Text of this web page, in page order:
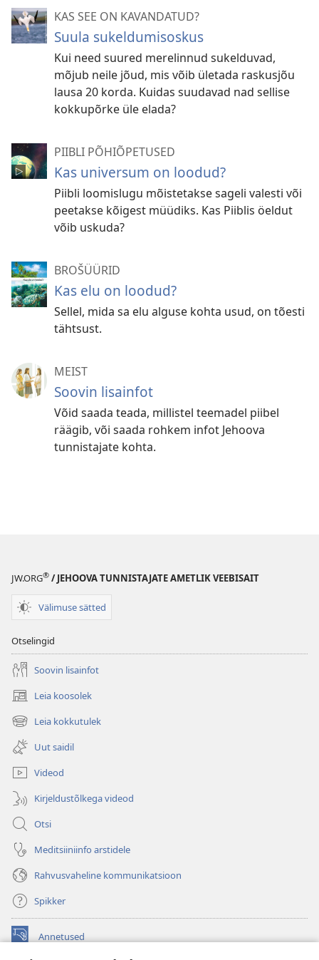
KAS SEE ON KAVANDATUD?
Suula sukeldumisoskus
Kui need suured merelinnud sukelduvad,
mõjub neile jõud, mis võib ületada raskusjõu
lausa 20 korda. Kuidas suudavad nad sellise
kokkupõrke üle elada?
PIIBLI PÕHIÕPETUSED
Kas universum on loodud?
Piibli loomislugu mõistetakse sageli valesti või
peetakse kõigest müüdiks. Kas Piiblis öeldut
võib uskuda?
BROŠÜÜRID
Kas elu on loodud?
Sellel, mida sa elu alguse kohta usud, on tõesti
tähtsust.
MEIST
Soovin lisainfot
Võid saada teada, millistel teemadel piibel
räägib, või saada rohkem infot Jehoova
tunnistajate kohta.
JW.ORG® / JEHOOVA TUNNISTAJATE AMETLIK VEEBISAIT
Välimuse sätted
Otselingid
Soovin lisainfot
Leia koosolek
(avab
uue
akna)
Leia kokkutulek
(avab
uue
akna)
Uut saidil
Videod
Kirjeldustõlkega videod
Otsi
Meditsiiniinfo arstidele
Rahvusvaheline kommunikatsioon
Spikker
Annetused
(avab